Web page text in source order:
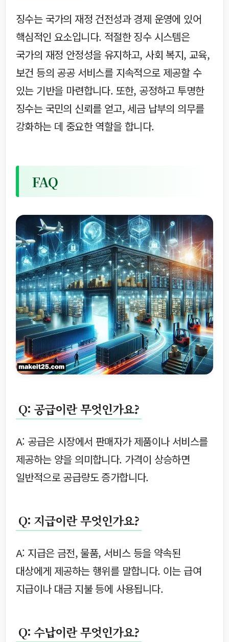
징수는 국가의 재정 건전성과 경제 운영에 있어
핵심적인 요소입니다. 적절한 징수 시스템은
국가의 재정 안정성을 유지하고, 사회 복지, 교육,
보건 등의 공공 서비스를 지속적으로 제공할 수
있는 기반을 마련합니다. 또한, 공정하고 투명한
징수는 국민의 신뢰를 얻고, 세금 납부의 의무를
강화하는 데 중요한 역할을 합니다.
FAQ
Q: 공급이란 무엇인가요?
A: 공급은 시장에서 판매자가 제품이나 서비스를
제공하는 양을 의미합니다. 가격이 상승하면
일반적으로 공급량도 증가합니다.
Q: 지급이란 무엇인가요?
A: 지급은 금전, 물품, 서비스 등을 약속된
대상에게 제공하는 행위를 말합니다. 이는 급여
지급이나 대금 지불 등에 사용됩니다.
Q: 수납이란 무엇인가요?